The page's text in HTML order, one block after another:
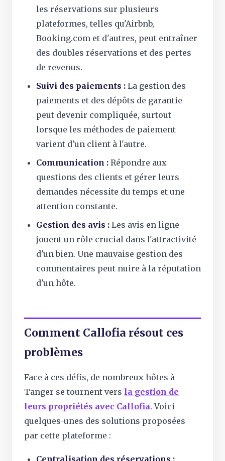
les réservations sur plusieurs
plateformes, telles qu'Airbnb,
Booking.com et d'autres, peut entraîner
des doubles réservations et des pertes
de revenus.
Suivi des paiements : La gestion des
paiements et des dépôts de garantie
peut devenir compliquée, surtout
lorsque les méthodes de paiement
varient d'un client à l'autre.
Communication : Répondre aux
questions des clients et gérer leurs
demandes nécessite du temps et une
attention constante.
Gestion des avis : Les avis en ligne
jouent un rôle crucial dans l'attractivité
d'un bien. Une mauvaise gestion des
commentaires peut nuire à la réputation
d'un hôte.
Comment Callofia résout ces
problèmes
Face à ces défis, de nombreux hôtes à
Tanger se tournent vers la gestion de
leurs propriétés avec Callofia. Voici
quelques-unes des solutions proposées
par cette plateforme :
Centralisation des réservations :